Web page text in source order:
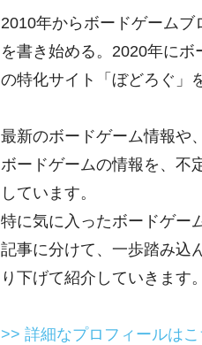
2010年からボードゲームブ
を書き始める。2020年にボ
の特化サイト「ぼどろぐ」
最新のボードゲーム情報や
ボードゲームの情報を、不
しています。
特に気に入ったボードゲー
記事に分けて、一歩踏み込
り下げて紹介していきます。
>> 詳細なプロフィールはこ